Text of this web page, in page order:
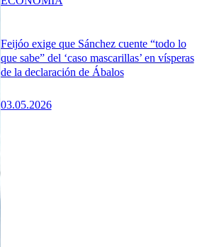
Feijóo exige que Sánchez cuente “todo lo
que sabe” del ‘caso mascarillas’ en vísperas
de la declaración de Ábalos
03.05.2026